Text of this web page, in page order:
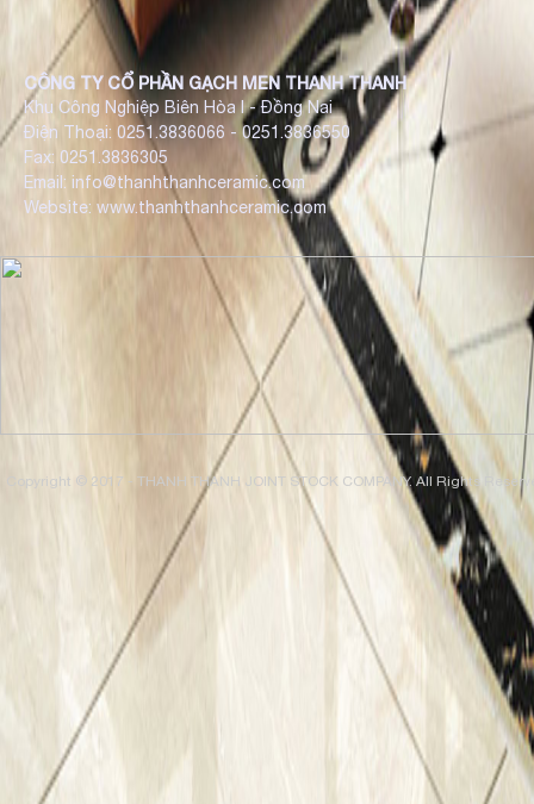
CÔNG TY CỔ PHẦN GẠCH MEN THANH THANH
Khu Công Nghiệp Biên Hòa I - Đồng Nai
Điện Thoại: 0251.3836066 - 0251.3836550
Fax: 0251.3836305
Email: info@thanhthanhceramic.com
Website: www.thanhthanhceramic.com
Copyright © 2017 - THANH THANH JOINT STOCK COMPANY. All Rights